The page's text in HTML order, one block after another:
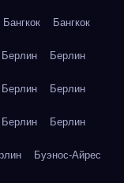
Бангкок Бангкок
Берлин Берлин
Берлин Берлин
Берлин Берлин
Буэнос-Айрес